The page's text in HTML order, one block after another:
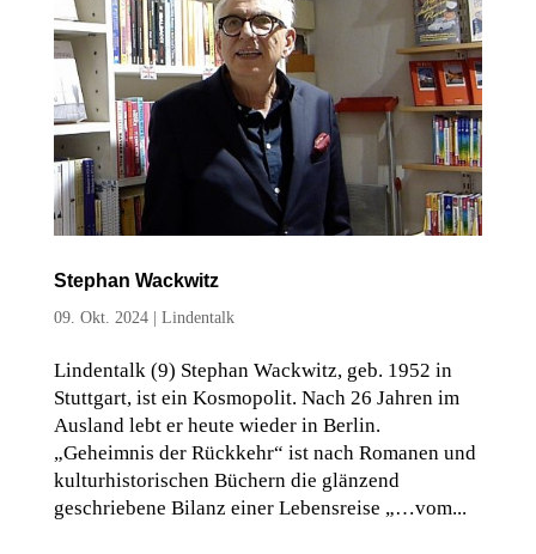
Stephan Wackwitz
09. Okt. 2024| Lindentalk
Lindentalk (9) Stephan Wackwitz, geb. 1952 in
Stuttgart, ist ein Kosmopolit. Nach 26 Jahren im
Ausland lebt er heute wieder in Berlin.
„Geheimnis der Rückkehr“ ist nach Romanen und
kulturhistorischen Büchern die glänzend
geschriebene Bilanz einer Lebensreise „…vom...